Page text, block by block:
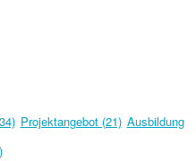
Projektangebot (21) Ausbildung